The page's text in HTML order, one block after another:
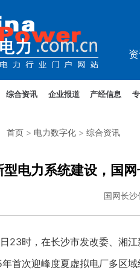
综合资讯 企业报道 产经信息
首页 > 电力数字化 > 综合资讯
型电力系统建设，国
国网长沙
时，在长沙市发改委、湘江
首次迎峰度夏虚拟电厂多区